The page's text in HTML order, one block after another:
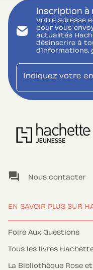
Inscription à
Votre adresse
pour vous
actualités
désinscrire à
d’informations,
Indiquez votre
question_answer Nous contacter
EN SAVOIR PLUS SUR
Foire Aux Questions
Tous les livres
La Bibliothèque Rose